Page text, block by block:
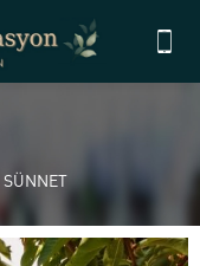
SÜNNET